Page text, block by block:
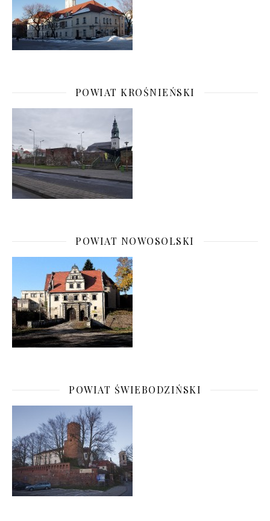
POWIAT KROŚNIEŃSKI
POWIAT NOWOSOLSKI
POWIAT ŚWIEBODZIŃSKI